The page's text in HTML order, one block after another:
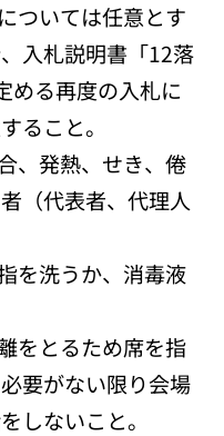
ついては任意とす
入札説明書「12落
める再度の入札に
ること。
、発熱、せき、倦
（代表者、代理人
を洗うか、消毒液
をとるため席を指
要がない限り会場
しないこと。